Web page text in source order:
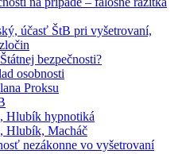
účasť ŠtB pri vyšetrovaní,
bezpečnosti?
osobnosti
Proksu
Hlubík hypnotiká
Hlubík, Macháč
nezákonne vo vyšetrovaní